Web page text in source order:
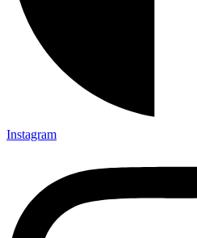
Instagram